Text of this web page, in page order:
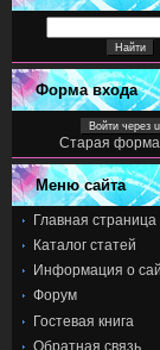
Форма входа
Войти через
Старая форма
Меню сайта
Главная страница
Каталог статей
Информация о
Форум
Гостевая книга
Обратная связь